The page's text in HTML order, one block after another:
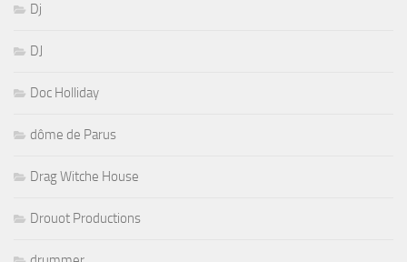
Dj
DJ
Doc Holliday
dôme de Parus
Drag Witche House
Drouot Productions